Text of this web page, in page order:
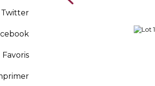
Twitter
Favoris